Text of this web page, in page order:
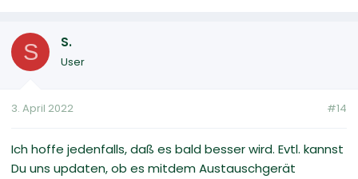
S S.
User
3. April 2022 #14
Ich hoffe jedenfalls, daß es bald besser wird. Evtl. kannst
Du uns updaten, ob es mitdem Austauschgerät